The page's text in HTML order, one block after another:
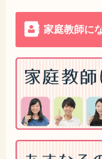
家庭教師に